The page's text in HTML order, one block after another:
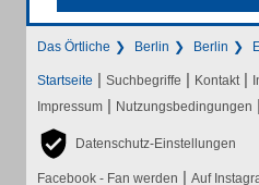
Das Örtliche Berlin Berlin
Startseite | Suchbegriffe | Kontakt |
Impressum | Nutzungsbedingungen |
Datenschutz-Einstellungen
Facebook - Fan werden | Auf